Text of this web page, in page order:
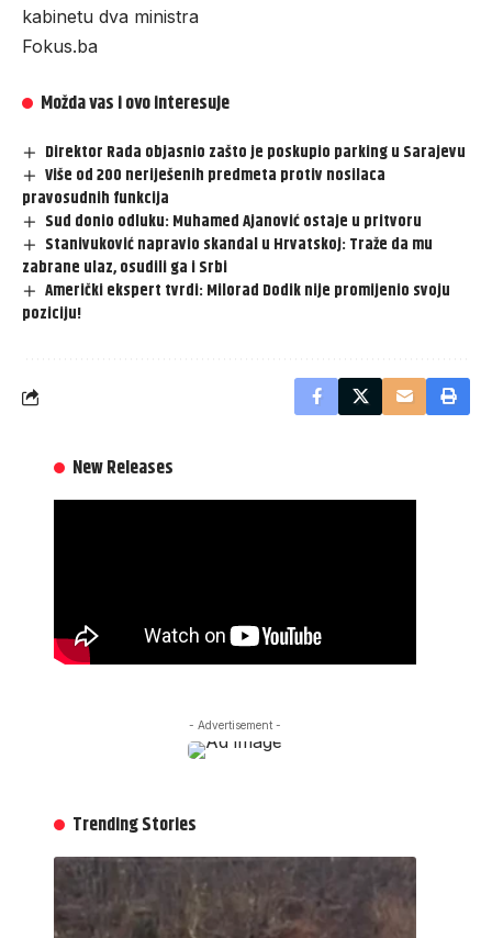
kabinetu dva ministra
Fokus.ba
Možda vas i ovo interesuje
Direktor Rada objasnio zašto je poskupio parking u Sarajevu
Više od 200 neriješenih predmeta protiv nosilaca
pravosudnih funkcija
Sud donio odluku: Muhamed Ajanović ostaje u pritvoru
Stanivuković napravio skandal u Hrvatskoj: Traže da mu
zabrane ulaz, osudili ga i Srbi
Američki ekspert tvrdi: Milorad Dodik nije promijenio svoju
poziciju!
New Releases
- Advertisement -
Trending Stories